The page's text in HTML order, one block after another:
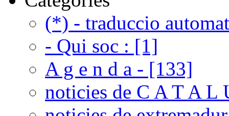
(*) - traduccio
- Qui soc : [1]
A g e n d a - [133]
noticies de C A T A L